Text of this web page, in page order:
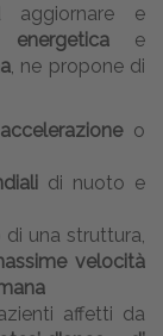
aggiornare e
energetica e
, ne propone di
o
di nuoto e
di una struttura,
velocità
affetti da